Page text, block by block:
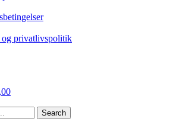
og privatlivspolitik